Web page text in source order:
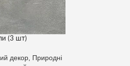
(3 шт)
декор Природні